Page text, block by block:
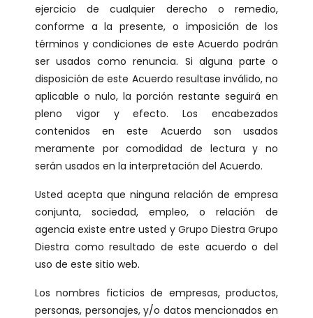
ejercicio de cualquier derecho o remedio,
conforme a la presente, o imposición de los
términos y condiciones de este Acuerdo podrán
ser usados como renuncia. Si alguna parte o
disposición de este Acuerdo resultase inválido, no
aplicable o nulo, la porción restante seguirá en
pleno vigor y efecto. Los encabezados
contenidos en este Acuerdo son usados
meramente por comodidad de lectura y no
serán usados en la interpretación del Acuerdo.
Usted acepta que ninguna relación de empresa
conjunta, sociedad, empleo, o relación de
agencia existe entre usted y Grupo Diestra Grupo
Diestra como resultado de este acuerdo o del
uso de este sitio web.
Los nombres ficticios de empresas, productos,
personas, personajes, y/o datos mencionados en